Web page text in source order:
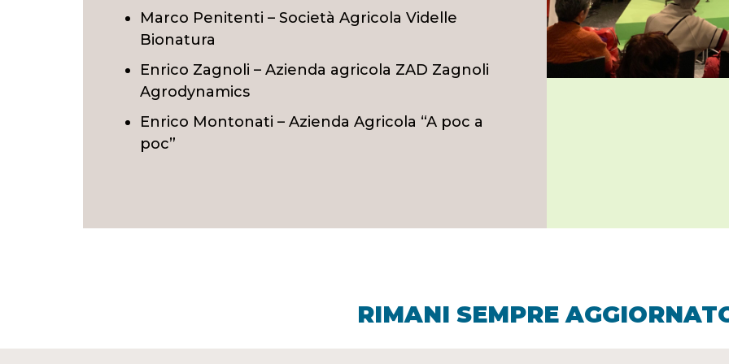
Marco Penitenti – Società Agricola Videlle
Bionatura
Enrico Zagnoli – Azienda agricola ZAD Zagnoli
Agrodynamics
Enrico Montonati – Azienda Agricola “A poc a
poc”
RIMANI SEMPRE